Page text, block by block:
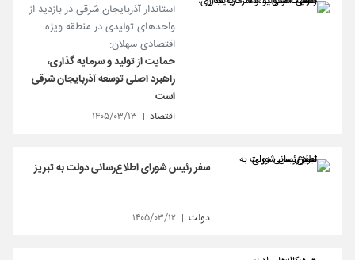
استاندار آذربایجان شرقی در بازدید از
واحدهای تولیدی در منطقه ویژه
اقتصادی سهلان:
حمایت از تولید و سرمایه‌ گذاری،
راهبرد اصلی توسعه آذربایجان شرقی
است
اقتصاد ۱۴۰۵/۰۳/۱۳
سفر رئیس شورای اطلاع‌رسانی دولت به تبریز
دولت ۱۴۰۵/۰۳/۱۲